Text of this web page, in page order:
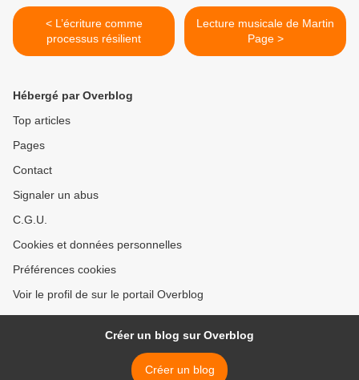
< L’écriture comme
processus résilient
Lecture musicale de Martin
Page >
Hébergé par Overblog
Top articles
Pages
Contact
Signaler un abus
C.G.U.
Cookies et données personnelles
Préférences cookies
Voir le profil de sur le portail Overblog
Créer un blog sur Overblog
Créer un blog